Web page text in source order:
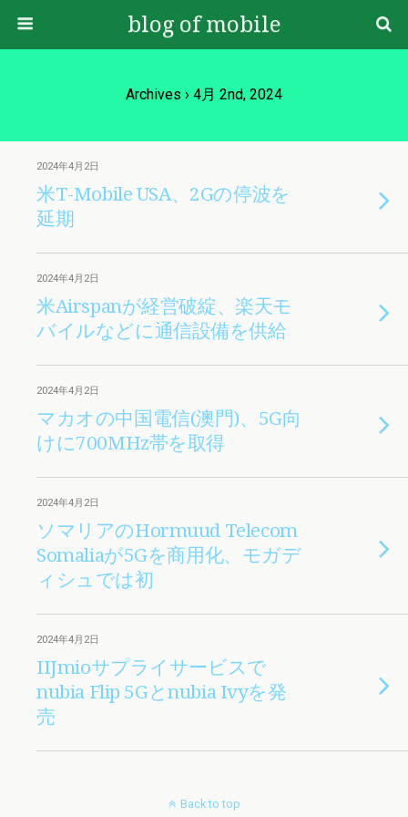
blog of mobile
Archives › 4月 2nd, 2024
2024年4月2日
米T-Mobile USA、2Gの停波を
延期
2024年4月2日
米Airspanが経営破綻、楽天モ
バイルなどに通信設備を供給
2024年4月2日
マカオの中国電信(澳門)、5G向
けに700MHz帯を取得
2024年4月2日
ソマリアのHormuud Telecom
Somaliaが5Gを商用化、モガデ
ィシュでは初
2024年4月2日
IIJmioサプライサービスで
nubia Flip 5Gとnubia Ivyを発
売
Back to top